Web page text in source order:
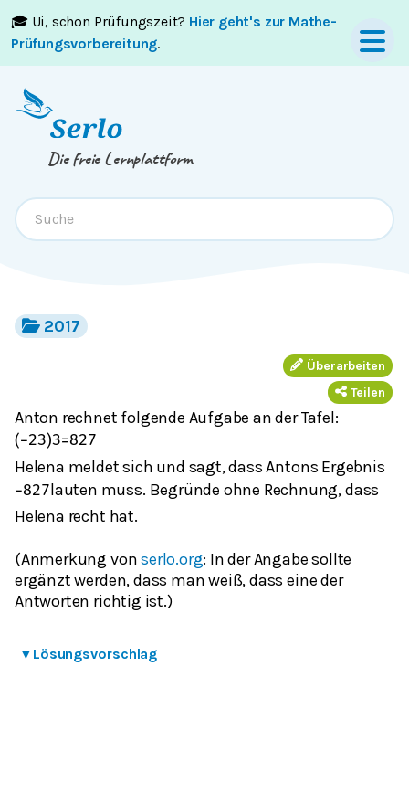
🎓 Ui, schon Prüfungszeit? Hier geht's zur Mathe-
Prüfungsvorbereitung.
Springe zumInhaltoderFooter
Die freie Lernplattform
2017
Überarbeiten
Teilen
Anton rechnet folgende Aufgabe an der Tafel:
(−23)3=827
Helena meldet sich und sagt, dass Antons Ergebnis
−827lauten muss. Begründe ohne Rechnung, dass
Helena recht hat.
(Anmerkung vonserlo.org: In der Angabe sollte
ergänzt werden, dass man weiß, dass eine der
Antworten richtig ist.)
▾ Lösungsvorschlag